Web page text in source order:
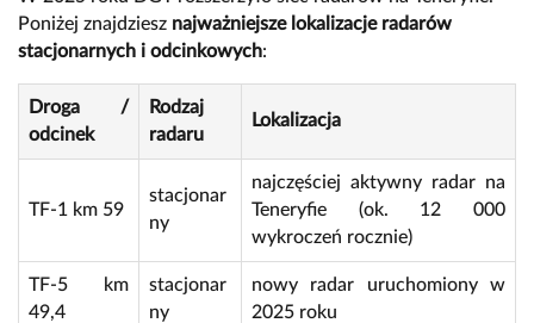
Poniżej znajdziesz najważniejsze lokalizacje radarów
stacjonarnych i odcinkowych:
Droga /
odcinek
Rodzaj
radaru
Lokalizacja
TF-1 km 59
stacjonar
ny
najczęściej aktywny radar na
Teneryfie (ok. 12 000
wykroczeń rocznie)
TF-5 km
49,4
stacjonar
ny
nowy radar uruchomiony w
2025 roku